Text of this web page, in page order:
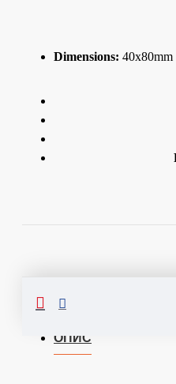
Dimensions: 40x80mm
ОПИС